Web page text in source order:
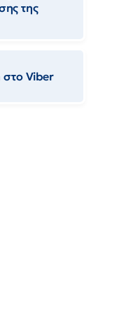
της
στο Viber